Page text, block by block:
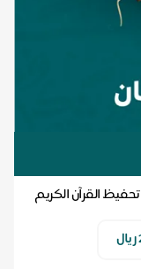
القرآن الكريم